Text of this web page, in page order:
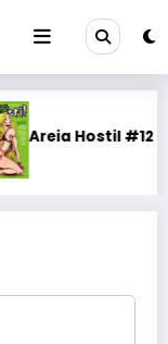
Areia Hostil #12